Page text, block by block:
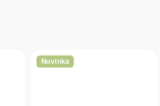
Novinka